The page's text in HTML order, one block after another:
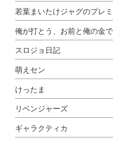
若葉まいたけジャグのプレ
俺が打とう、お前と俺の金
スロジョ日記
萌えセン
けったま
リベンジャーズ
ギャラクティカ